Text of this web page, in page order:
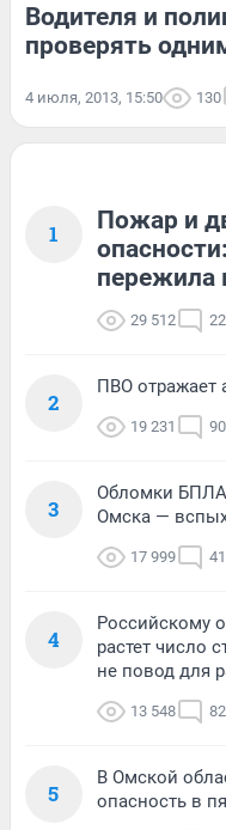
Водителя и
проверять
4 июля, 2013, 15:50 130
1
Пожар и
пережила
29 512 22
2
ПВО отражает
19 231 90
3
Обломки БПЛА
Омска —
17 999 41
4
Российскому
растет число
не повод для
13 548 82
5
В Омской
опасность в